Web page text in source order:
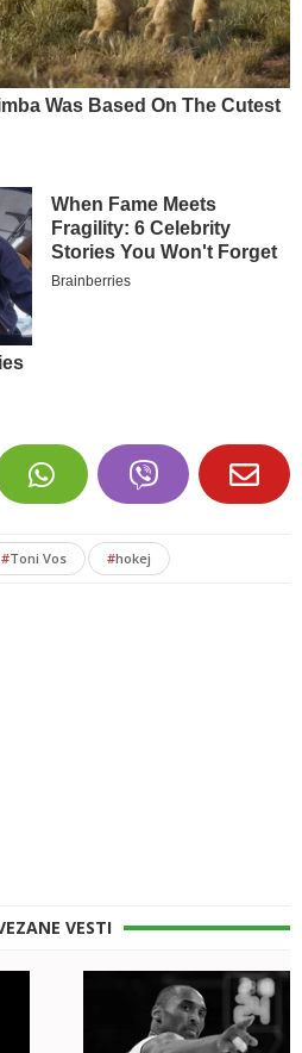
#Toni Vos #hokej
VESTI